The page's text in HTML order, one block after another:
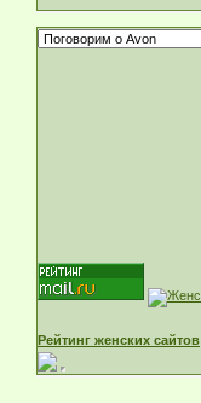
Рейтинг женских сайтов